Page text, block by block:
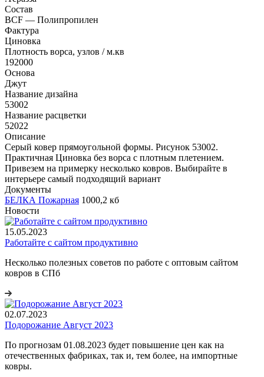
Состав
BCF — Полипропилен
Фактура
Циновка
Плотность ворса, узлов / м.кв
192000
Основа
Джут
Название дизайна
53002
Название расцветки
52022
Описание
Серый ковер прямоугольной формы. Рисунок 53002.
Практичная Циновка без ворса с плотным плетением.
Привезем на примерку несколько ковров. Выбирайте в
интерьере самый подходящий вариант
Документы
БЕЛКА Пожарная 1000,2 кб
Новости
15.05.2023
Работайте с сайтом продуктивно
Несколько полезных советов по работе с оптовым сайтом
ковров в СПб
02.07.2023
Подорожание Август 2023
По прогнозам 01.08.2023 будет повышение цен как на
отечественных фабриках, так и, тем более, на импортные
ковры.